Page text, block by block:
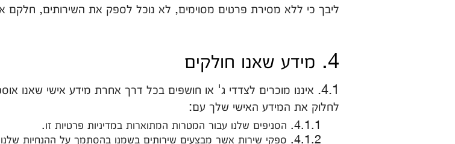
ליבך כי ללא מסירת פרטים מסוימים, לא נוכל לספק את השירותים, חלקם
4. מידע שאנו חולקים
4.1. איננו מוכרים לצדדי ג' או חושפים בכל דרך אחרת מידע אישי שאנו
לחלוק את המידע האישי שלך עם:
4.1.1. הסניפים שלנו עבור המטרות המתוארות במדיניות פרטיות זו.
4.1.2. ספקי שירות אשר מבצעים שירותים בשמנו בהסתמך על ההנחיות